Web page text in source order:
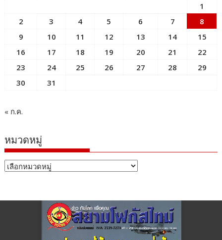
1
2
3 4 5 6 7
8
9
10 11 12 13 14
15
16
17 18 19 20 21
22
23
24 25 26 27 28
29
30
31
« ก.ค.
หมวดหมู่
หมวด